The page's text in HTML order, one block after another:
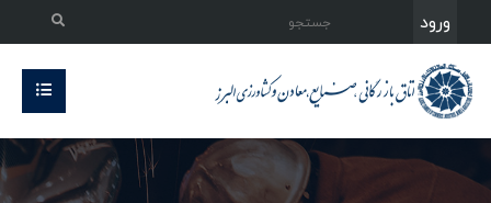
ورود